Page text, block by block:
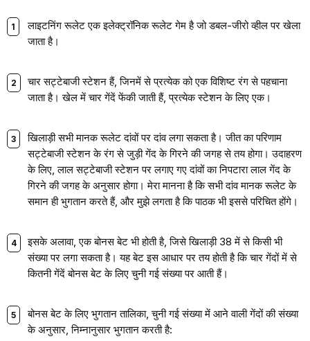
लाइटनिंग रूलेट एक इलेक्ट्रॉनिक रूलेट गेम है जो डबल-जीरो व्हील पर खेला
जाता है।
चार सट्टेबाजी स्टेशन हैं, जिनमें से प्रत्येक को एक विशिष्ट रंग से पहचाना
जाता है। खेल में चार गेंदें फेंकी जाती हैं, प्रत्येक स्टेशन के लिए एक।
खिलाड़ी सभी मानक रूलेट दांवों पर दांव लगा सकता है। जीत का परिणाम
सट्टेबाजी स्टेशन के रंग से जुड़ी गेंद के गिरने की जगह से तय होगा। उदाहरण
के लिए, लाल सट्टेबाजी स्टेशन पर लगाए गए दांवों का निपटारा लाल गेंद के
गिरने की जगह के अनुसार होगा। मेरा मानना है कि सभी दांव मानक रूलेट के
समान ही भुगतान करते हैं, और मुझे लगता है कि पाठक भी इससे परिचित होंगे।
इसके अलावा, एक बोनस बेट भी होती है, जिसे खिलाड़ी 38 में से किसी भी
संख्या पर लगा सकता है। यह बेट इस आधार पर तय होती है कि चार गेंदों में से
कितनी गेंदें बोनस बेट के लिए चुनी गई संख्या पर आती हैं।
बोनस बेट के लिए भुगतान तालिका, चुनी गई संख्या में आने वाली गेंदों की संख्या
के अनुसार, निम्नानुसार भुगतान करती है: